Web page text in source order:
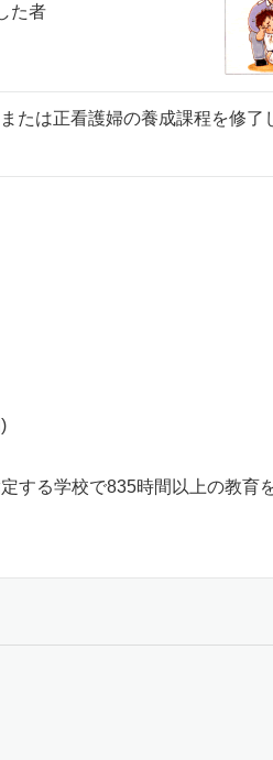
た者
たは正看護婦の養成課程を修了
する学校で835時間以上の教育